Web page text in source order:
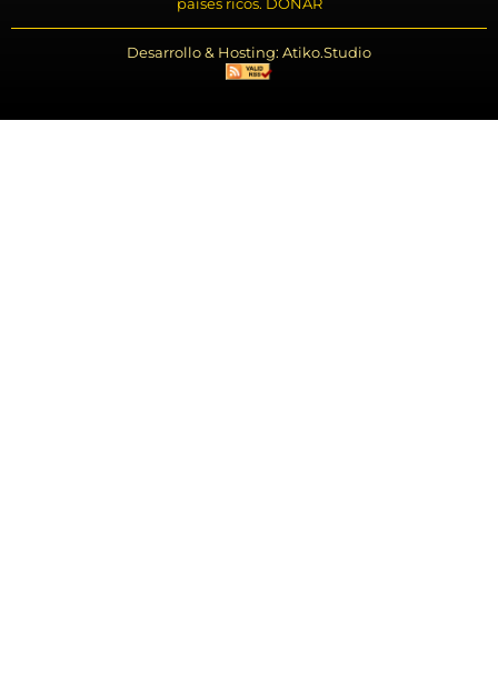
Desarrollo & Hosting: Atiko.Studio